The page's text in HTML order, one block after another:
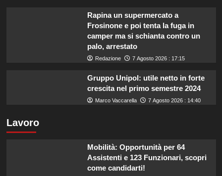
Rapina un supermercato a
Frosinone e poi tenta la fuga in
camper ma si schianta contro un
palo, arrestato
Redazione 7 Agosto 2026 : 17:15
Gruppo Unipol: utile netto in forte
crescita nel primo semestre 2024
Marco Vaccarella 7 Agosto 2026 : 14:40
Lavoro
Mobilità: Opportunità per 64
Assistenti e 123 Funzionari, scopri
come candidarti!